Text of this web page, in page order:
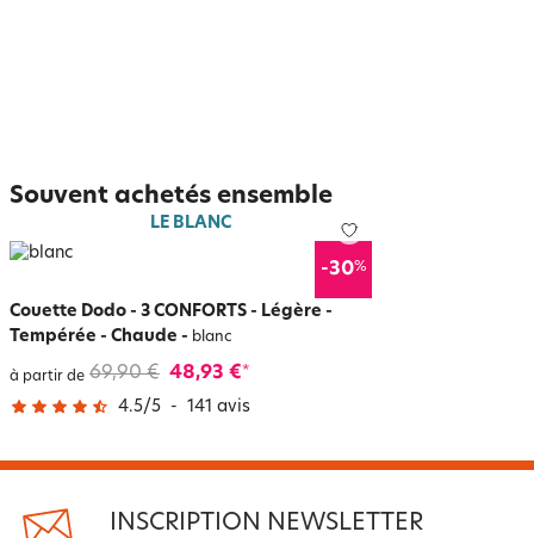
Souvent achetés ensemble
LE BLANC
-30%
Couette Dodo - 3 CONFORTS - Légère -
Tempérée - Chaude - blanc
à partir de 69,90 € 48,93 €*
4.5/5 - 141 avis
INSCRIPTION NEWSLETTER